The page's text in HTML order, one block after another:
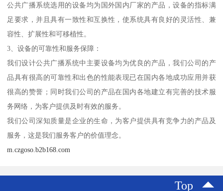
公共广播系统选用的设备均为国外国内厂家的产品，设备的指标满
足要求，并且具有一致性和互换性，使系统具有良好的灵活性、兼
容性、扩展性和可移植性。
3、设备的可靠性和服务保障：
我们设计公共广播系统中主要设备均为优良的产品，我们公司的产
品具有很高的可靠性和出色的性能表现已在国内各地成功应用并获
很高的赞誉；同时我们公司的产品在国内各地建立有完善的技术服
务网络，为客户提供及时有效的服务。
我们公司深知质量是企业的生命，为客户提供具有竞争力的产品及
服务，这是我们服务客户的价值理念。
m.czgoso.b2b168.com
Top